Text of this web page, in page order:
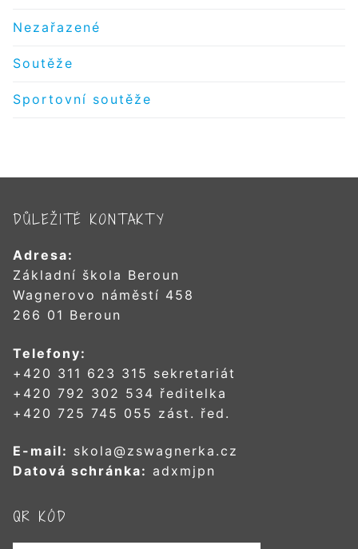
Nezařazené
Soutěže
Sportovní soutěže
DŮLEŽITÉ KONTAKTY
Adresa:
Základní škola Beroun
Wagnerovo náměstí 458
266 01 Beroun
Telefony:
+420 311 623 315 sekretariát
+420 792 302 534 ředitelka
+420 725 745 055 zást. řed.
E-mail: skola@zswagnerka.cz
Datová schránka: adxmjpn
QR KÓD